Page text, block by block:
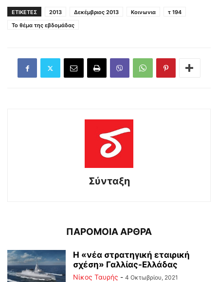
ΕΤΙΚΕΤΕΣ 2013 Δεκέμβριος 2013 Κοινωνια
τ 194
Το θέμα της εβδομάδας
Σύνταξη
ΠΑΡΟΜΟΙΑ ΑΡΘΡΑ
Η «νέα στρατηγική εταιρική
σχέση» Γαλλίας-Ελλάδας
Νίκος Ταυρής - 4 Οκτωβρίου, 2021